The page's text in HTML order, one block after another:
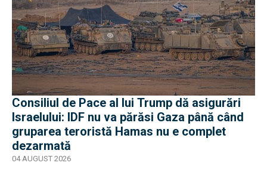
Consiliul de Pace al lui Trump dă asigurări
Israelului: IDF nu va părăsi Gaza până când
gruparea teroristă Hamas nu e complet
dezarmată
04 AUGUST 2026